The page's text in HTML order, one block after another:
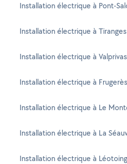
Installation électrique à Pont-
Installation électrique à Tiranges
Installation électrique à Valprivas
Installation électrique à
Installation électrique à Le
Installation électrique à La
Installation électrique à Léotoing